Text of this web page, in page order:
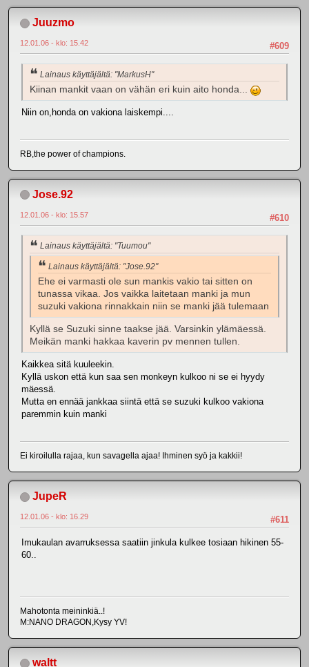
Juuzmo
#609
12.01.06 - klo: 15.42
Lainaus käyttäjältä: "MarkusH"
Kiinan mankit vaan on vähän eri kuin aito honda...
Niin on,honda on vakiona laiskempi....
RB,the power of champions.
Jose.92
#610
12.01.06 - klo: 15.57
Lainaus käyttäjältä: "Tuumou"
Lainaus käyttäjältä: "Jose.92"
Ehe ei varmasti ole sun mankis vakio tai sitten on
tunassa vikaa. Jos vaikka laitetaan manki ja mun
suzuki vakiona rinnakkain niin se manki jää tulemaan
Kyllä se Suzuki sinne taakse jää. Varsinkin ylämäessä.
Meikän manki hakkaa kaverin pv mennen tullen.
Kaikkea sitä kuuleekin.
Kyllä uskon että kun saa sen monkeyn kulkoo ni se ei hyydy
mäessä.
Mutta en ennää jankkaa siintä että se suzuki kulkoo vakiona
paremmin kuin manki
Ei kiroilulla rajaa, kun savagella ajaa! Ihminen syö ja kakkii!
JupeR
#611
12.01.06 - klo: 16.29
Imukaulan avarruksessa saatiin jinkula kulkee tosiaan hikinen 55-
60..
Mahotonta meininkiä..!
M:NANO DRAGON,Kysy YV!
waltt